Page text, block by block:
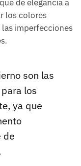
de elegancia a
los colores
imperfecciones
son las
los
ya que
de